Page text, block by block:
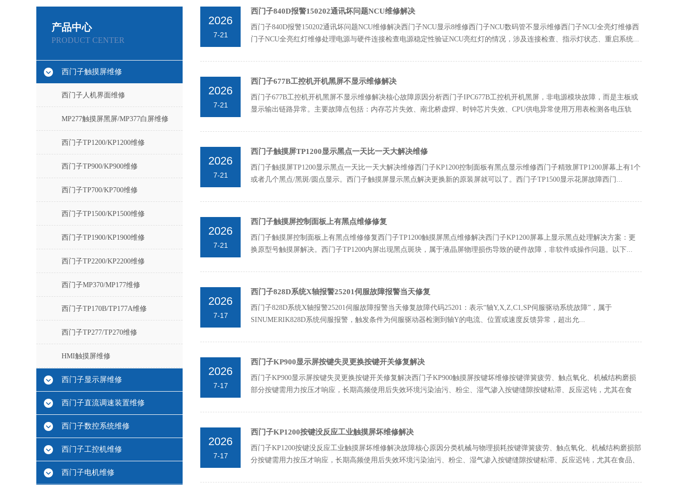
产品中心
PRODUCT CENTER
西门子触摸屏维修
西门子人机界面维修
MP277触摸屏黑屏/MP377白屏维修
西门子TP1200/KP1200维修
西门子TP900/KP900维修
西门子TP700/KP700维修
西门子TP1500/KP1500维修
西门子TP1900/KP1900维修
西门子TP2200/KP2200维修
西门子MP370/MP177维修
西门子TP170B/TP177A维修
西门子TP277/TP270维修
HMI触摸屏维修
西门子显示屏维修
西门子直流调速装置维修
西门子数控系统维修
西门子工控机维修
西门子电机维修
2026
7-21
西门子840D报警150202通讯坏问题NCU维修解决
西门子840D报警150202通讯坏问题NCU维修解决西门子NCU显示8维修西门子NCU数码管不显示维修西门子NCU全亮灯维修西
门子NCU全亮红灯维修处理电源与硬件连接检查电源稳定性验证NCU亮红灯的情况，涉及连接检查、指示灯状态、重启系统...
2026
7-21
西门子677B工控机开机黑屏不显示维修解决
西门子677B工控机开机黑屏不显示维修解决核心故障原因分析‌西门子IPC677B工控机开机黑屏，非电源模块故障‌，而是主板或
显示输出链路异常。主要故障点包括：内存芯片失效、南北桥虚焊、时钟芯片失效、CPU供电异常使用万用表检测各电压轨
2026
7-21
西门子触摸屏TP1200显示黑点一天比一天大解决维修
西门子触摸屏TP1200显示黑点一天比一天大解决维修西门子KP1200控制面板有黑点显示维修西门子精致屏TP1200屏幕上有1个
或者几个黑点/黑斑/圆点显示。西门子触摸屏显示黑点解决更换新的原装屏就可以了。西门子TP1500显示花屏故障西门...
2026
7-21
西门子触摸屏控制面板上有黑点维修修复
西门子触摸屏控制面板上有黑点维修修复西门子TP1200触摸屏黑点维修解决西门子KP1200屏幕上显示黑点处理解决方案‌：‌更
换原型号触摸屏解决。西门子TP1200内屏出现黑点斑块，属于‌液晶屏物理损伤‌导致的硬件故障，非软件或操作问题。以下...
2026
7-17
西门子828D系统X轴报警25201伺服故障报警当天修复
西门子828D系统X轴报警25201伺服故障报警当天修复故障代码25201‌：表示‌“轴Y,X,Z,C1,SP伺服驱动系统故障”‌，属于
SINUMERIK828D系统伺服报警，触发条件为伺服驱动器检测到轴Y的电流、位置或速度反馈异常，超出允...
2026
7-17
西门子KP900显示屏按键失灵更换按键开关修复解决
西门子KP900显示屏按键失灵更换按键开关修复解决西门子KP900触摸屏按键坏维修按键弹簧疲劳、触点氧化、机械结构磨损
部分按键需用力按压才响应，长期高频使用后失效‌环境污染‌油污、粉尘、湿气渗入按键缝隙按键粘滞、反应迟钝，尤其在食
2026
7-17
西门子KP1200按键没反应工业触摸屏坏维修解决
西门子KP1200按键没反应工业触摸屏坏维修解决故障核心原因分类‌机械与物理损耗‌按键弹簧疲劳、触点氧化、机械结构磨损部
分按键需用力按压才响应，长期高频使用后失效‌环境污染‌油污、粉尘、湿气渗入按键缝隙按键粘滞、反应迟钝，尤其在食品、